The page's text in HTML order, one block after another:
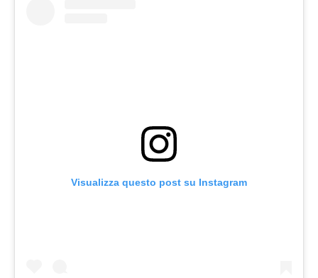
Visualizza questo post su Instagram